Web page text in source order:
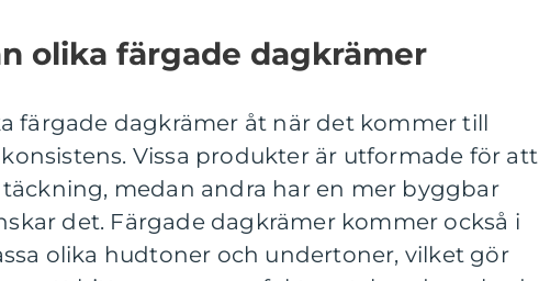
olika färgade dagkrämer
färgade dagkrämer åt när det kommer till
Vissa produkter är utformade för att
medan andra har en mer byggbar
det. Färgade dagkrämer kommer också i
olika hudtoner och undertoner, vilket gör